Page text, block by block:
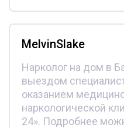
MelvinSlake
Нарколог на дом в
выездом
оказанием
наркологической
24». Подробнее